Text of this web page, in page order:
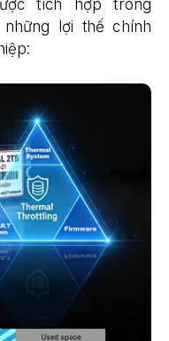
tích hợp trong
lợi thế chính